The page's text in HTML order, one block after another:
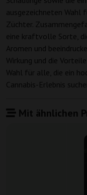
ausgezeichneten Wahl
Züchter.
eine kraftvolle Sorte,
Aromen und
Wirkung und die
Wahl für alle, die ein
Cannabis-Erlebnis
Mit ähnlichen